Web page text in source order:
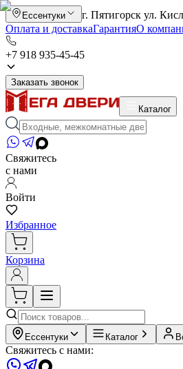
Ессентуки
г. Пятигорск ул.
Оплата и доставкаГарантияО
+7 918 935-45-45
Заказать звонок
Каталог
Свяжитесь
с нами
Войти
Избранное
Корзина
Ессентуки Каталог
Свяжитесь с нами: